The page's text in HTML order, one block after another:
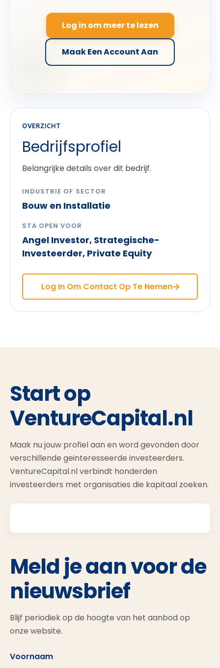
Log in om meer te lezen
Maak Een Account Aan
OVERZICHT
Bedrijfsprofiel
Belangrijke details over dit bedrijf.
INDUSTRIE OF SECTOR
Bouw en Installatie
STA OPEN VOOR
Angel Investor, Strategische-
Investeerder, Private Equity
Log In Om Contact Op Te Nemen
Start op
VentureCapital.nl
Maak nu jouw profiel aan en word gevonden door
verschillende geinteresseerde investeerders.
VentureCapital.nl verbindt honderden
investeerders met organisaties die kapitaal zoeken.
Meld je aan voor de
nieuwsbrief
Blijf periodiek op de hoogte van het aanbod op
onze website.
Voornaam